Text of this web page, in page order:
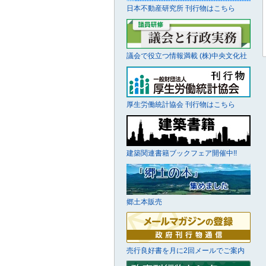
日本不動産研究所 刊行物はこちら
議会で役立つ情報満載 (株)中央文化社
厚生労働統計協会 刊行物はこちら
建築関連書籍ブックフェア開催中!!
郷土本販売
売行良好書を月に2回メールでご案内